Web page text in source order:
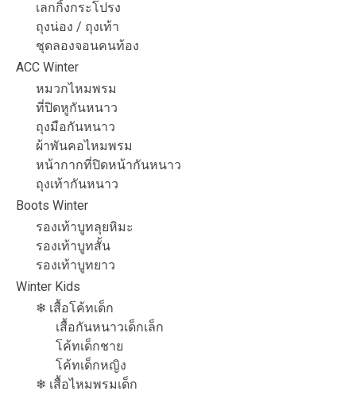
เลกกิ้งกระโปรง
ถุงน่อง / ถุงเท้า
ชุดลองจอนคนท้อง
ACC Winter
หมวกไหมพรม
ที่ปิดหูกันหนาว
ถุงมือกันหนาว
ผ้าพันคอไหมพรม
หน้ากากที่ปิดหน้ากันหนาว
ถุงเท้ากันหนาว
Boots Winter
รองเท้าบูทลุยหิมะ
รองเท้าบูทสั้น
รองเท้าบูทยาว
Winter Kids
❄ เสื้อโค้ทเด็ก
เสื้อกันหนาวเด็กเล็ก
โค้ทเด็กชาย
โค้ทเด็กหญิง
❄ เสื้อไหมพรมเด็ก